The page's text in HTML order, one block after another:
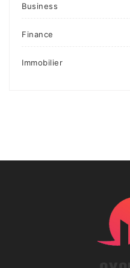
Business
Finance
Immobilier